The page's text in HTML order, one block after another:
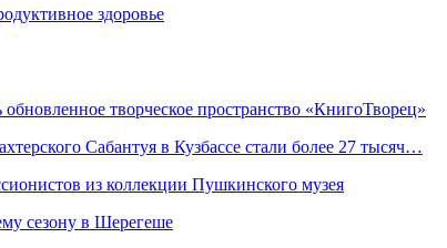
здоровье
творческое пространство «КнигоТворец»
Сабантуя в Кузбассе стали более 27 тысяч…
из коллекции Пушкинского музея
сезону в Шерегеше